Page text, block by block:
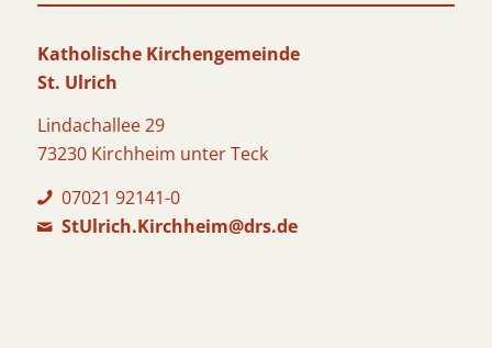
Katholische Kirchengemeinde
St. Ulrich
Lindachallee 29
73230 Kirchheim unter Teck
07021 92141-0
StUlrich.Kirchheim@drs.de